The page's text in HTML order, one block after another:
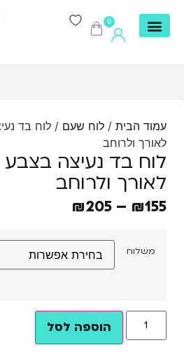
0
עמוד הבית / לוח שעם / לוח בד
לאורך ולרוחב
לוח בד נעיצה בצבע
לאורך ולרוחב
₪155
–
₪205
משלוח
הוספה לסל